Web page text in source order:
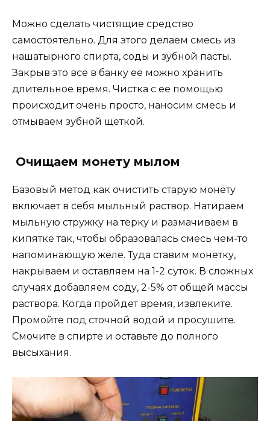
Можно сделать чистящие средство
самостоятельно. Для этого делаем смесь из
нашатырного спирта, соды и зубной пасты.
Закрыв это все в банку ее можно хранить
длительное время. Чистка с ее помощью
происходит очень просто, наносим смесь и
отмываем зубной щеткой.
Очищаем монету мылом
Базовый метод как очистить старую монету
включает в себя мыльный раствор. Натираем
мыльную стружку на терку и размачиваем в
кипятке так, чтобы образовалась смесь чем-то
напоминающую желе. Туда ставим монетку,
накрываем и оставляем на 1-2 суток. В сложных
случаях добавляем соду, 2-5% от общей массы
раствора. Когда пройдет время, извлеките.
Промойте под сточной водой и просушите.
Смочите в спирте и оставьте до полного
высыхания.